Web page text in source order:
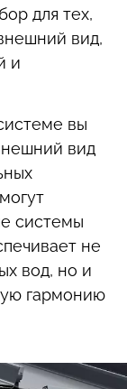
для тех,
вид,
и
вы
вид
системы
не
вод, но и
гармонию